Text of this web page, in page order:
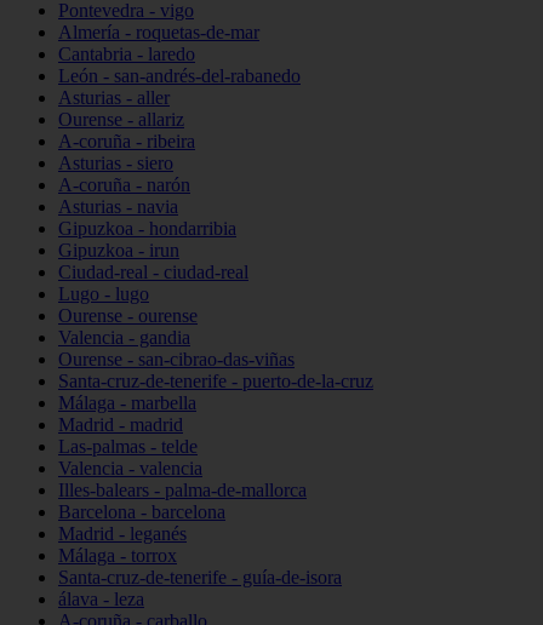
Pontevedra - vigo
Almería - roquetas-de-mar
Cantabria - laredo
León - san-andrés-del-rabanedo
Asturias - aller
Ourense - allariz
A-coruña - ribeira
Asturias - siero
A-coruña - narón
Asturias - navia
Gipuzkoa - hondarribia
Gipuzkoa - irun
Ciudad-real - ciudad-real
Lugo - lugo
Ourense - ourense
Valencia - gandia
Ourense - san-cibrao-das-viñas
Santa-cruz-de-tenerife - puerto-de-la-cruz
Málaga - marbella
Madrid - madrid
Las-palmas - telde
Valencia - valencia
Illes-balears - palma-de-mallorca
Barcelona - barcelona
Madrid - leganés
Málaga - torrox
Santa-cruz-de-tenerife - guía-de-isora
álava - leza
A-coruña - carballo